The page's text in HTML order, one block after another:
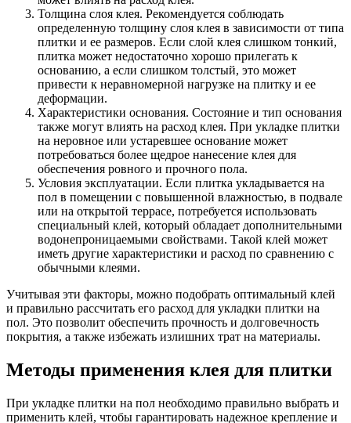
Толщина слоя клея. Рекомендуется соблюдать
определенную толщину слоя клея в зависимости от типа
плитки и ее размеров. Если слой клея слишком тонкий,
плитка может недостаточно хорошо прилегать к
основанию, а если слишком толстый, это может
привести к неравномерной нагрузке на плитку и ее
деформации.
Характеристики основания. Состояние и тип основания
также могут влиять на расход клея. При укладке плитки
на неровное или устаревшее основание может
потребоваться более щедрое нанесение клея для
обеспечения ровного и прочного пола.
Условия эксплуатации. Если плитка укладывается на
пол в помещении с повышенной влажностью, в подвале
или на открытой террасе, потребуется использовать
специальный клей, который обладает дополнительными
водонепроницаемыми свойствами. Такой клей может
иметь другие характеристики и расход по сравнению с
обычными клеями.
Учитывая эти факторы, можно подобрать оптимальный клей
и правильно рассчитать его расход для укладки плитки на
пол. Это позволит обеспечить прочность и долговечность
покрытия, а также избежать излишних трат на материалы.
Методы применения клея для плитки
При укладке плитки на пол необходимо правильно выбрать и
применить клей, чтобы гарантировать надежное крепление и